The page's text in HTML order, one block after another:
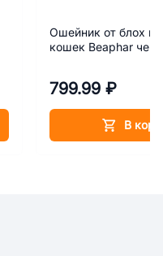
Ошейник от блох и
кошек Beaphar
799.99 ₽
В